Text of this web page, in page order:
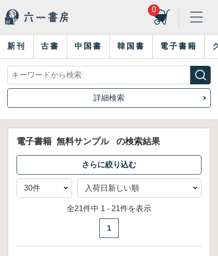
0
新刊 古書 中国書 韓国書 電子書籍
詳細検索
電子書籍 無料サンプル の検索結果
全21件中 1 - 21件を表示
1